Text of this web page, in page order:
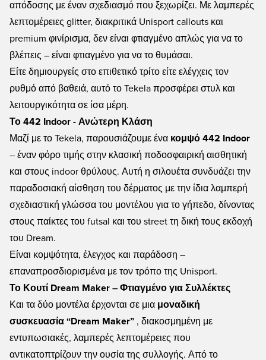
απόδοσης με έναν σχεδιασμό που ξεχωρίζει. Με λαμπερές
λεπτομέρειες glitter, διακριτικά Unisport callouts και
premium φινίρισμα, δεν είναι φτιαγμένο απλώς για να το
βλέπεις – είναι φτιαγμένο για να το θυμάσαι.
Είτε δημιουργείς στο επιθετικό τρίτο είτε ελέγχεις τον
ρυθμό από βαθειά, αυτό το Tekela προσφέρει στυλ και
λειτουργικότητα σε ίσα μέρη.
Το 442 Indoor - Ανώτερη Κλάση
Μαζί με το Tekela, παρουσιάζουμε ένα κομψό 442 Indoor
– έναν φόρο τιμής στην κλασική ποδοσφαιρική αισθητική
και στους indoor θρύλους. Αυτή η σιλουέτα συνδυάζει την
παραδοσιακή αίσθηση του δέρματος με την ίδια λαμπερή
σχεδιαστική γλώσσα του μοντέλου για το γήπεδο, δίνοντας
στους παίκτες του futsal και του street τη δική τους εκδοχή
του Dream.
Είναι κομψότητα, έλεγχος και παράδοση –
επαναπροσδιορισμένα με τον τρόπο της Unisport.
Το Κουτί Dream Maker – Φτιαγμένο για Συλλέκτες
Και τα δύο μοντέλα έρχονται σε μια μοναδική
συσκευασία “Dream Maker” , διακοσμημένη με
εντυπωσιακές, λαμπερές λεπτομέρειες που
αντικατοπτρίζουν την ουσία της συλλογής. Από το